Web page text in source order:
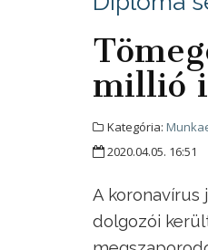
millió
Kategória:
2020.04.05. 16:51
A koronavírus
dolgozói